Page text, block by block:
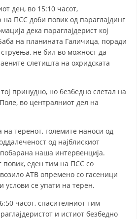
СТАТУТ НА ЦКРМ
РАКОВОДЕН ОДБОР
ОРГАНИЗАЦИОНА ПОСТАВЕНОСТ
ДИСЕМИНАЦИЈА
ХУМАНИТАРНО ПРАВО
НА ХУМАНИ ВРЕДНОСТИ
И ЗАШТИТА НА АМБЛЕМОТ
ден, во 15:10 часот,
ПСС доби повик од параглајдинг
дека параглајдерист кој
на планината Галичица, поради
не бил во можност да
слетишта на охридската
принудно, но безбедно слетал на
во централниот дел на
теренот, големите наноси од
од најблискиот
наша интервенција.
еден тим на ПСС со
АТВ опремено со гасеници
се упати на терен.
часот, спасителниот тим
и истиот безбедно